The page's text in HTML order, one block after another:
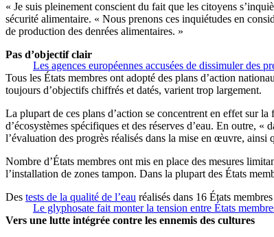
« Je suis pleinement conscient du fait que les citoyens
sécurité alimentaire. « Nous prenons ces inquiétudes en
de production des denrées alimentaires. »
Les agences européennes accusées de dissimuler des
Pas d’objectif clair
Tous les États membres ont adopté des plans d’action
toujours d’objectifs chiffrés et datés, varient trop largement.
La plupart de ces plans d’action se concentrent en effet sur
d’écosystèmes spécifiques et des réserves d’eau. En outre,
l’évaluation des progrès réalisés dans la mise en œuvre, ainsi
Nombre d’États membres ont mis en place des mesures
l’installation de zones tampon. Dans la plupart des États
Le glyphosate fait monter la tension entre États
Des tests de la qualité de l’eau réalisés dans 16 États
Vers une lutte intégrée contre les ennemis des cultures